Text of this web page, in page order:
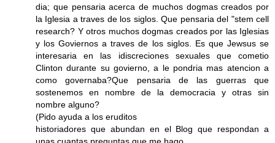
dia; que pensaria acerca de muchos dogmas creados por
la Iglesia a traves de los siglos. Que pensaria del "stem cell
research? Y otros muchos dogmas creados por las Iglesias
y los Goviernos a traves de los siglos. Es que Jewsus se
interesaria en las idiscreciones sexuales que cometio
Clinton durante su govierno, a le pondria mas atencion a
como governaba?Que pensaria de las guerras que
sostenemos en nombre de la democracia y otras sin
nombre alguno?
(Pido ayuda a los eruditos
historiadores que abundan en el Blog que respondan a